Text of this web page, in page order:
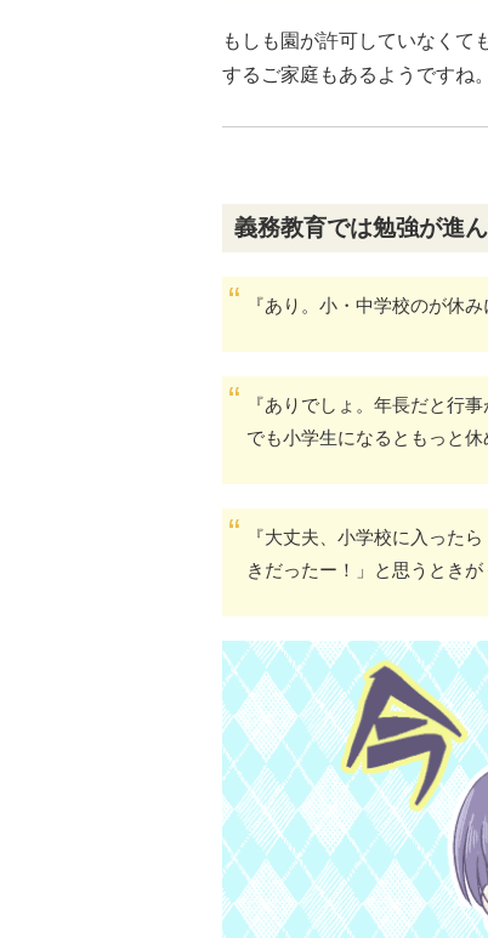
もしも園が許可していなくて
するご家庭もあるようですね。
義務教育では勉強が進
『あり。小・中学校のが休
『ありでしょ。年長だと行
でも小学生になるともっと休
『大丈夫、小学校に入った
きだったー！」と思うとき